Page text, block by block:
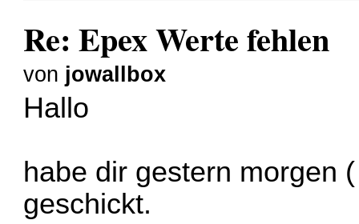
Re: Epex Werte fehlen
von jowallbox
Hallo
habe dir gestern morgen
geschickt.